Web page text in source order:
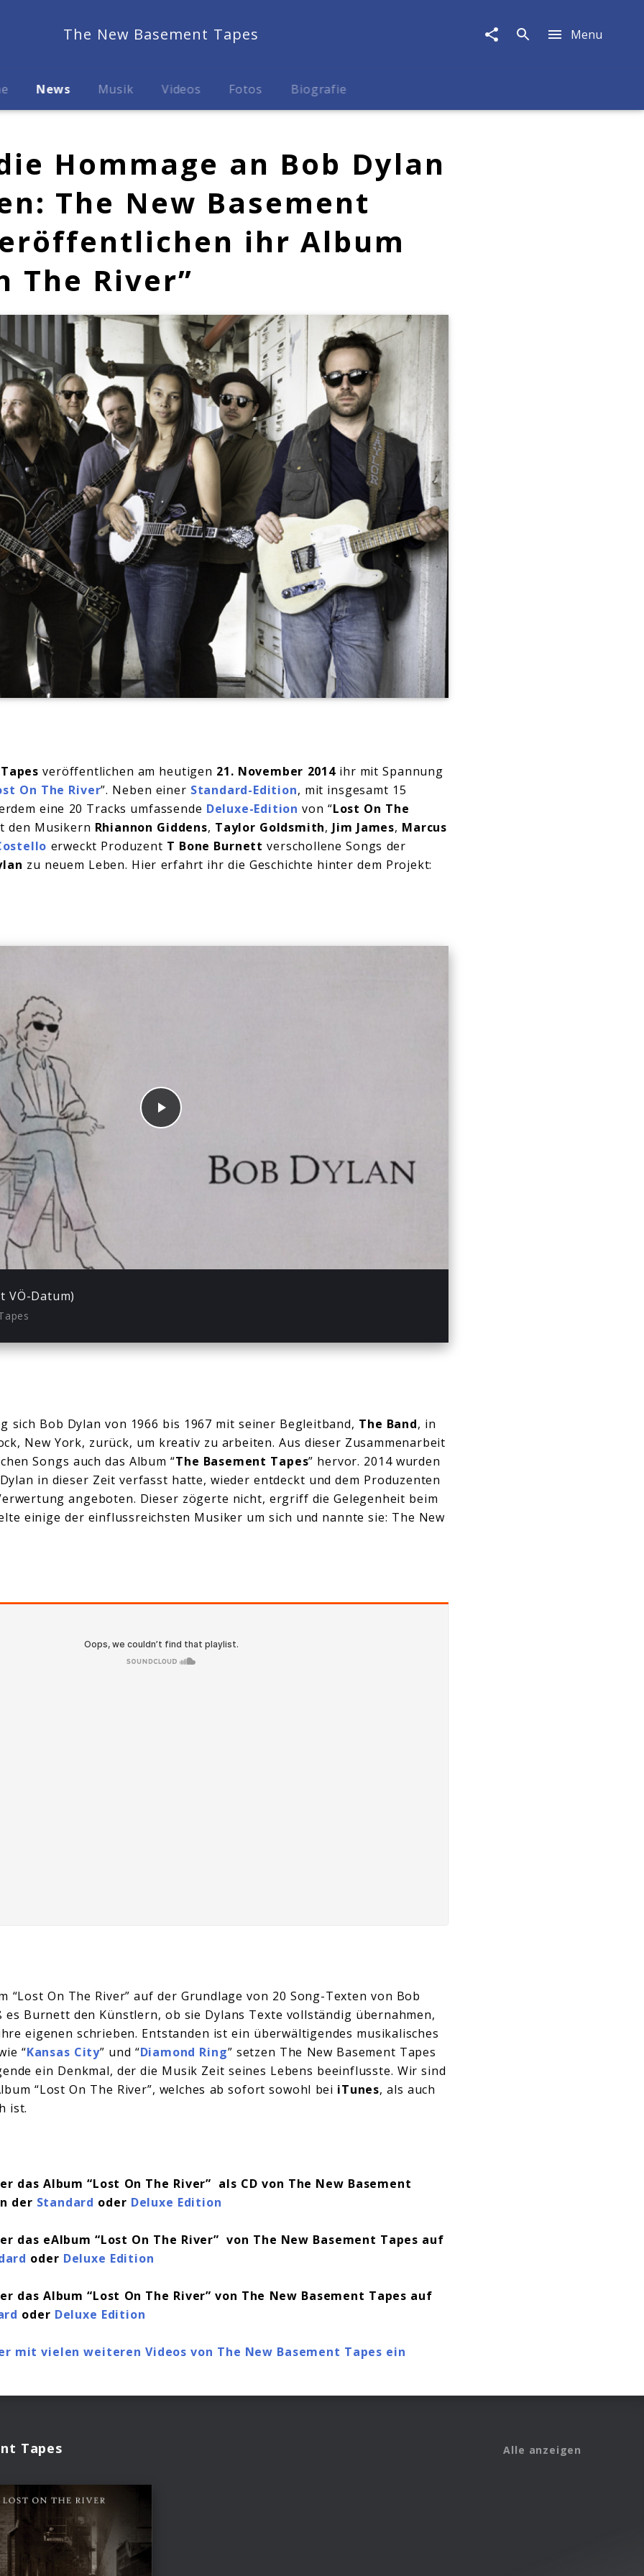
The New Basement Tapes Menu
News Musik Videos Fotos Biografie
Hommage an Bob Dylan
The New Basement
ihr Album
The River”
veröffentlichen am heutigen 21. November 2014ihr mit Spannung
On The River”. Neben einer Standard-Edition, mit insgesamt 15
eine 20 Tracks umfassende Deluxe-Edition von “Lost On The
den Musikern Rhiannon Giddens, Taylor Goldsmith, Jim James, Marcus
erweckt Produzent T Bone Burnett verschollene Songs der
zu neuem Leben. Hier erfahrt ihr die Geschichte hinter dem Projekt:
Mute
Enter
Play
VÖ-Datum)
sich Bob Dylan von 1966 bis 1967 mit seiner Begleitband, The Band, in
New York, zurück, um kreativ zu arbeiten. Aus dieser Zusammenarbeit
Songs auch das Album “The Basement Tapes” hervor. 2014 wurden
in dieser Zeit verfasst hatte, wieder entdeckt und dem Produzenten
angeboten. Dieser zögerte nicht, ergriff die Gelegenheit beim
einige der einflussreichsten Musiker um sich und nannte sie: The New
“Lost On The River” auf der Grundlage von 20 Song-Texten von Bob
es Burnett den Künstlern, ob sie Dylans Texte vollständig übernahmen,
eigenen schrieben. Entstanden ist ein überwältigendes musikalisches
“Kansas City” und “Diamond Ring” setzen The New Basement Tapes
ein Denkmal, der die Musik Zeit seines Lebens beeinflusste. Wir sind
“Lost On The River”, welches ab sofort sowohl bei iTunes, als auch
ist.
das Album “Lost On The River” als CD von The New Basement
der Standard oder Deluxe Edition
das eAlbum “Lost On The River” von The New Basement Tapes auf
oder Deluxe Edition
das Album “Lost On The River” von The New Basement Tapes auf
oder Deluxe Edition
mit vielen weiteren Videos von The New Basement Tapes ein
Tapes Alle anzeigen